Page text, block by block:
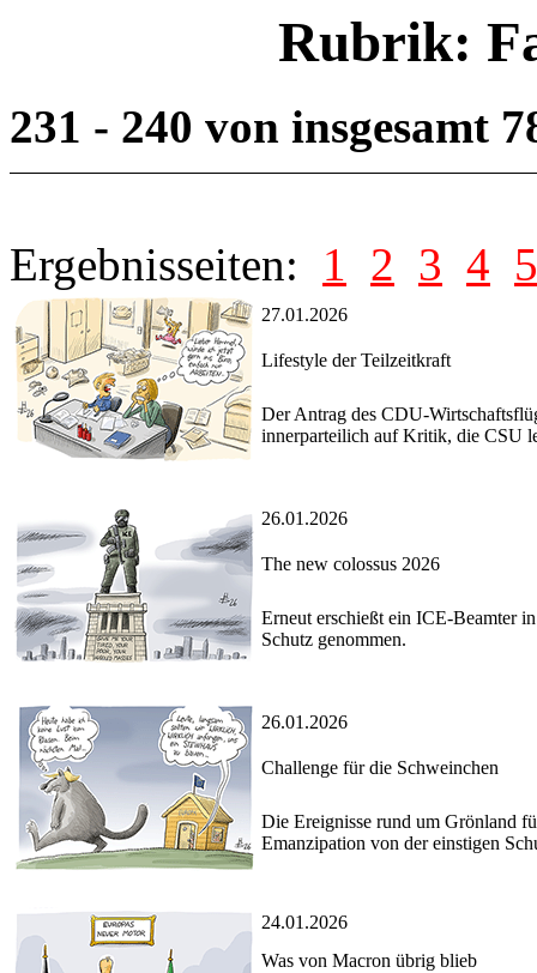
Rubrik:
231 - 240 von insgesamt
Ergebnisseiten: 1 2 3 4 5
27.01.2026
Lifestyle der Teilzeitkraft
Der Antrag des CDU-
innerparteilich auf Kritik, die CSU
26.01.2026
The new colossus 2026
Erneut erschießt ein ICE-Beamter
Schutz genommen.
26.01.2026
Challenge für die Schweinchen
Die Ereignisse rund um Grönland
Emanzipation von der einstigen
24.01.2026
Was von Macron übrig blieb